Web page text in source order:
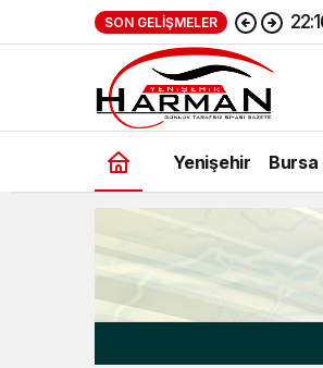
SON GELIŞMELER
Yenişehir Bursa